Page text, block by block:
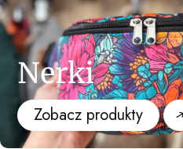
Nerki
Zobacz produkty